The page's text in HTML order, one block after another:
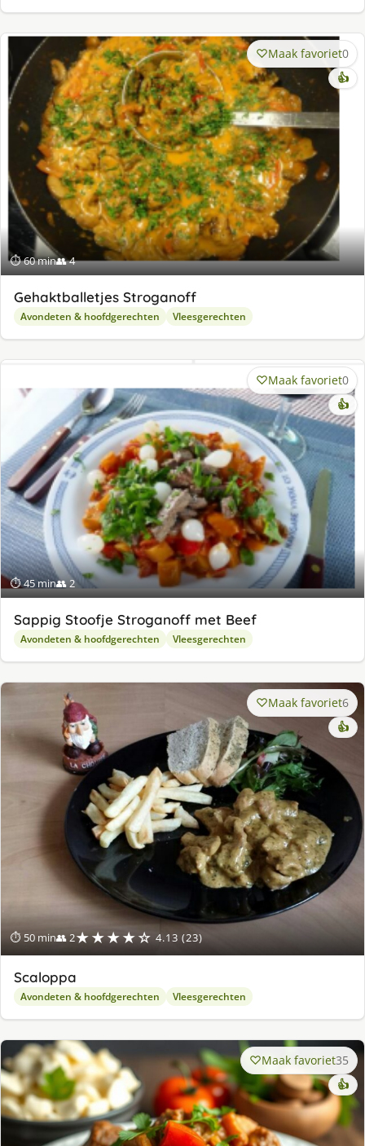
⏱ 60 min👥 4
Maak favoriet0
👍
Gehaktballetjes Stroganoff
Avondeten & hoofdgerechten Vleesgerechten
⏱ 45 min👥 2
Maak favoriet0
👍
Sappig Stoofje Stroganoff met Beef
Avondeten & hoofdgerechten Vleesgerechten
⏱ 50 min👥 2★★★★☆ 4.13 (23)
Maak favoriet6
👍
Scaloppa
Avondeten & hoofdgerechten Vleesgerechten
Maak favoriet35
👍